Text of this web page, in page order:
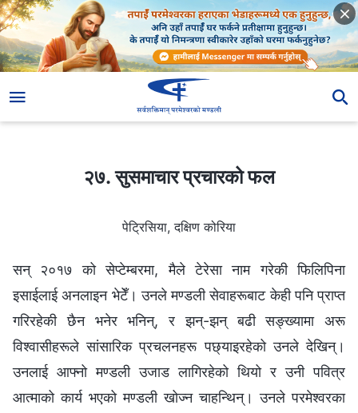
२७. सुसमाचार प्रचारको फल
पेट्रिसिया, दक्षिण कोरिया
सन् २०१७ को सेप्टेम्बरमा, मैले टेरेसा नाम गरेकी फिलिपिना
इसाईलाई अनलाइन भेटेँ। उनले मण्डली सेवाहरूबाट केही पनि प्राप्त
गरिरहेकी छैन भनेर भनिन्, र झन्-झन् बढी सङ्ख्यामा अरू
विश्‍वासीहरूले सांसारिक प्रचलनहरू पछ्याइरहेको उनले देखिन्।
उनलाई आफ्नो मण्डली उजाड लागिरहेको थियो र उनी पवित्र
आत्‍माको कार्य भएको मण्डली खोज्‍न चाहन्थिन्। उनले परमेश्‍वरका